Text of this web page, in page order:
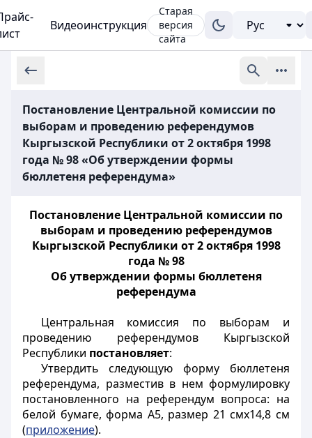
Видеоинструкция
Старая
версия
сайта
Постановление Центральной комиссии по
выборам и проведению референдумов
Кыргызской Республики от 2 октября 1998
года № 98 «Об утверждении формы
бюллетеня референдума»
Постановление Центральной комиссии по
выборам и проведению референдумов
Кыргызской Республики от 2 октября 1998
года № 98
Об утверждении формы бюллетеня
референдума
Центральная комиссия по выборам и
проведению референдумов Кыргызской
Республики постановляет:
Утвердить следующую форму бюллетеня
референдума, разместив в нем формулировку
постановленного на референдум вопроса: на
белой бумаге, форма А5, размер 21 смх14,8 см
(приложение).